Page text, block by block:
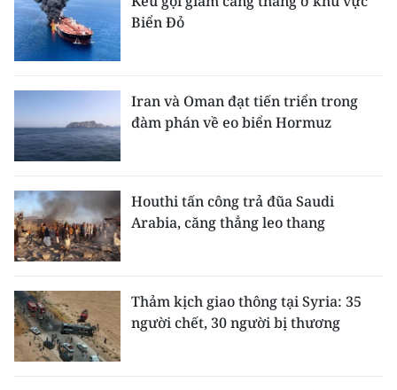
Biển Đỏ
Iran và Oman đạt tiến triển trong
đàm phán về eo biển Hormuz
Houthi tấn công trả đũa Saudi
Arabia, căng thẳng leo thang
Thảm kịch giao thông tại Syria: 35
người chết, 30 người bị thương